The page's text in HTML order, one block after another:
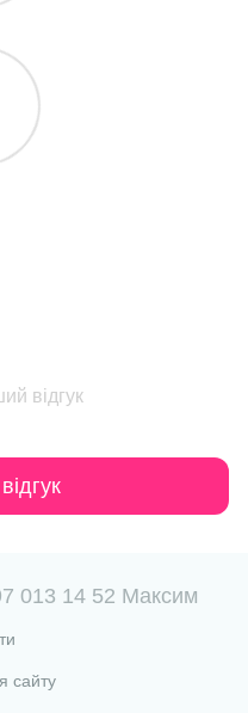
відгук
013 14 52 Максим
сайту